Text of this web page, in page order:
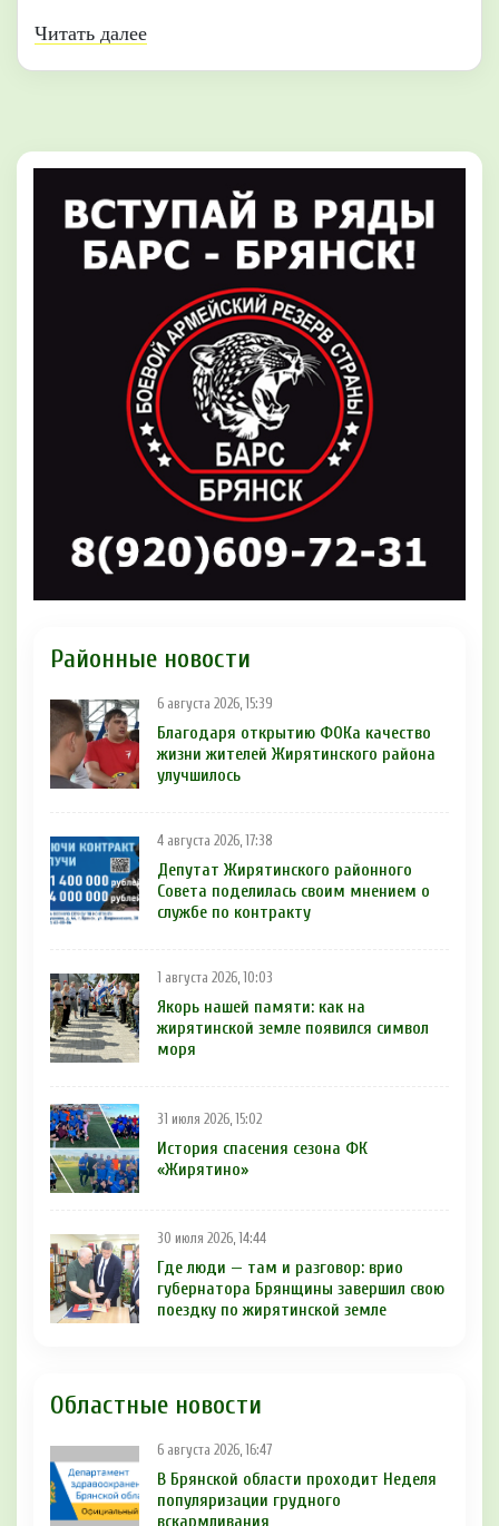
Читать далее
Районные новости
6 августа 2026, 15:39
Благодаря открытию ФОКа качество
жизни жителей Жирятинского района
улучшилось
4 августа 2026, 17:38
Депутат Жирятинского районного
Совета поделилась своим мнением о
службе по контракту
1 августа 2026, 10:03
Якорь нашей памяти: как на
жирятинской земле появился символ
моря
31 июля 2026, 15:02
История спасения сезона ФК
«Жирятино»
30 июля 2026, 14:44
Где люди — там и разговор: врио
губернатора Брянщины завершил свою
поездку по жирятинской земле
Областные новости
6 августа 2026, 16:47
В Брянской области проходит Неделя
популяризации грудного
вскармливания